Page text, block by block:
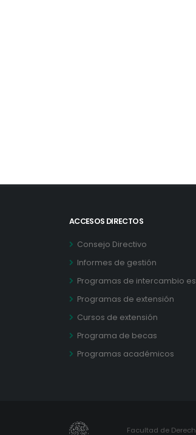
ACCESOS DIRECTOS
Consejo Directivo
Informes de gestión
Programas de intercambio
Programas de extensión
Cursos de extensión
Programa de becas
Programas académicos
Facultad de